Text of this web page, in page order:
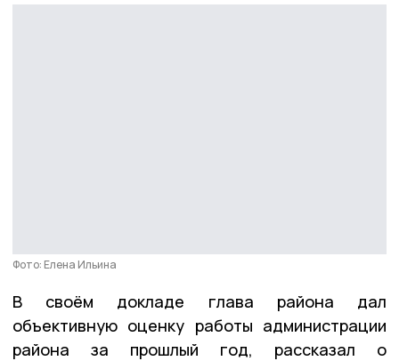
Фото: Елена Ильина
В своём докладе глава района дал
объективную оценку работы администрации
района за прошлый год, рассказал о